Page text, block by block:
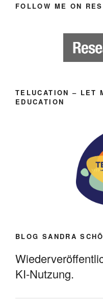
FOLLOW ME ON
TELUCATION – LET
EDUCATION
BLOG SANDRA
KI-Nutzung.